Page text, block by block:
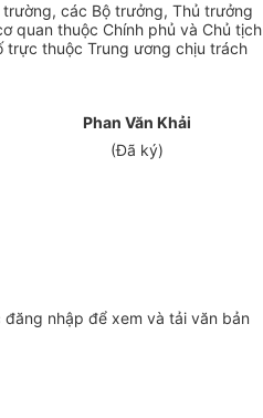
các Bộ trưởng, Thủ trưởng
quan thuộc Chính phủ và Chủ tịch
trực thuộc Trung ương chịu trách
Phan Văn Khải
(Đã ký)
đăng nhập để xem và tải văn bản